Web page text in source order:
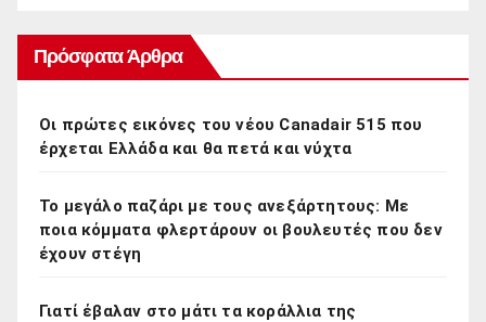
Πρόσφατα Άρθρα
Οι πρώτες εικόνες του νέου Canadair 515 που
έρχεται Ελλάδα και θα πετά και νύχτα
Το μεγάλο παζάρι με τους ανεξάρτητους: Με
ποια κόμματα φλερτάρουν οι βουλευτές που δεν
έχουν στέγη
Γιατί έβαλαν στο μάτι τα κοράλλια της